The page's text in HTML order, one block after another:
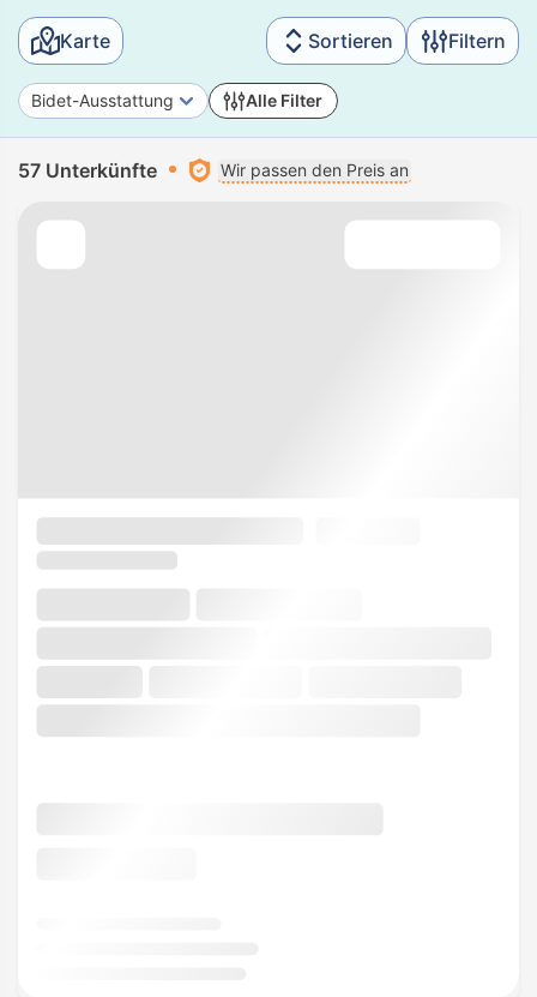
Karte Sortieren Filtern
Bidet-Ausstattung Alle Filter
57 Unterkünfte Wir passen den Preis an